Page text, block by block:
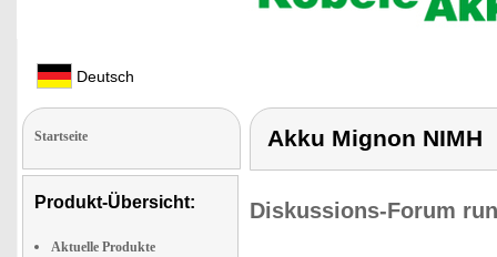
Deutsch
Startseite
Produkt-Übersicht:
Aktuelle Produkte
Akku Mignon NIMH
Diskussions-Forum